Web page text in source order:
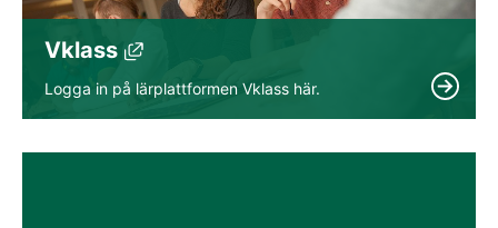
Vklass
Länk till annan webbplats, öppnas i nytt
Logga in på lärplattformen Vklass här.